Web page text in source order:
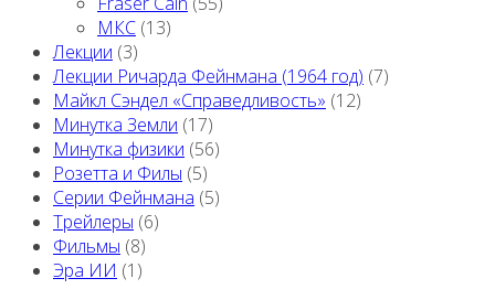
МКС (13)
Лекции (3)
Лекции Ричарда Фейнмана (1964 год) (7)
Майкл Сэндел «Справедливость» (12)
Минутка Земли (17)
Минутка физики (56)
Розетта и Филы (5)
Серии Фейнмана (5)
Трейлеры (6)
Фильмы (8)
Эра ИИ (1)